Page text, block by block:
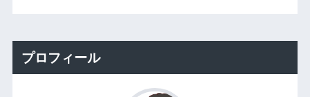
プロフィール